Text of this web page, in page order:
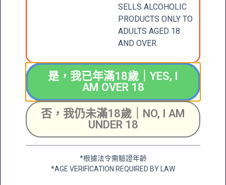
CONTACT
+852 6388 4444
張記國際洋酒有限公
司
CHEUNG KEE
INTERNATIONAL
新界大圍成運道25-27
號成全工業大廈地下2
號舖
Unit 2, G/F, Shing
Chuen Industrial
Building, 25 Shing
New Territerory
SELLS ALCOHOLIC
PRODUCTS ONLY TO
ADULTS AGED 18
AND OVER.
是，我已年滿18歲｜YES, I
AM OVER 18
否，我仍未滿18歲｜NO, I AM
UNDER 18
*根據法令需驗證年齡
*AGE VERIFICATION REQUIRED BY LAW